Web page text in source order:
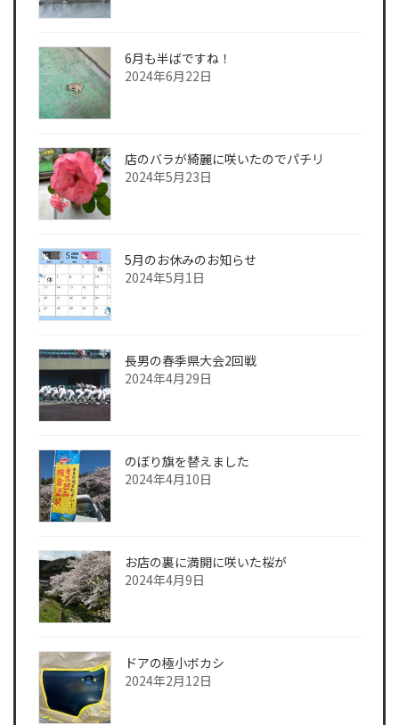
6月も半ばですね！
2024年6月22日
店のバラが綺麗に咲いたのでパチリ
2024年5月23日
5月のお休みのお知らせ
2024年5月1日
長男の春季県大会2回戦
2024年4月29日
のぼり旗を替えました
2024年4月10日
お店の裏に満開に咲いた桜が
2024年4月9日
ドアの極小ボカシ
2024年2月12日